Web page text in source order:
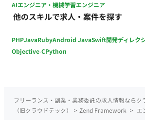
AIエンジニア・機械学習エンジニア
他のスキルで求人・案件を探す
PHPJavaRubyAndroid JavaSwift開発ディレク
Objective-CPython
フリーランス・副業・業務委託の求人情報ならク
（旧クラウドテック）
> Zend Framework > エ